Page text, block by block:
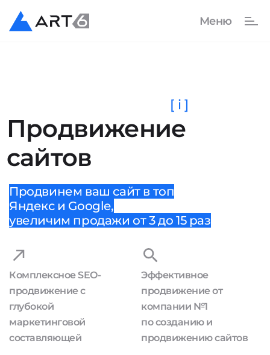
Продвижение
сайтов
[ i ]
Продвинем ваш сайт в топ
Яндекс и Google,
увеличим продажи от 3 до 15 раз
Комплексное SEO-
продвижение с
глубокой
маркетинговой
составляющей
Эффективное
продвижение от
компании №1
по созданию и
продвижению сайтов